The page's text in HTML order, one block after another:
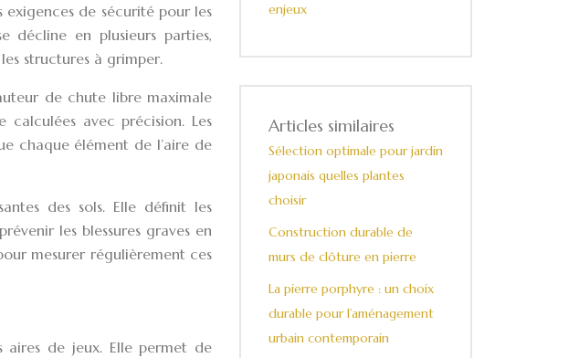
exigences de sécurité pour les
décline en plusieurs parties,
structures à grimper.
de chute libre maximale
calculées avec précision. Les
chaque élément de l’aire de
des sols. Elle définit les
les blessures graves en
mesurer régulièrement ces
aires de jeux. Elle permet de
enjeux
Articles similaires
Sélection optimale pour jardin
japonais quelles plantes
choisir
Construction durable de
murs de clôture en pierre
La pierre porphyre : un choix
durable pour l’aménagement
urbain contemporain